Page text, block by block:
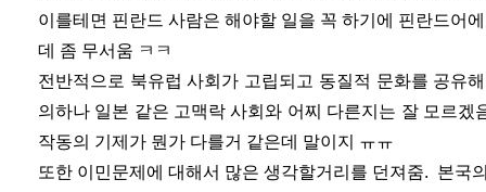
이를테면 핀란드 사람은 해야할 일을 꼭 하기에 핀란드어
데 좀 무서움 ㅋㅋ
전반적으로 북유럽 사회가 고립되고 동질적 문화를 공유
의하나 일본 같은 고맥락 사회와 어찌 다른지는 잘 모르겠
작동의 기제가 뭔가 다를거 같은데 말이지 ㅠㅠ
또한 이민문제에 대해서 많은 생각할거리를 던져줌. 본국